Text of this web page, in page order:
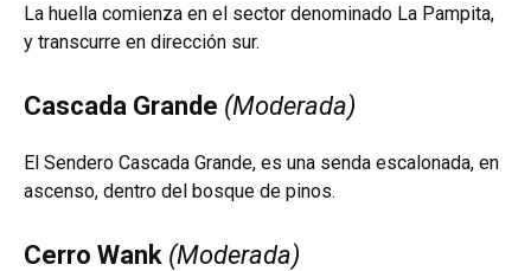
La huella comienza en el sector denominado La Pampita,
y transcurre en dirección sur.
Cascada Grande (Moderada)
El Sendero Cascada Grande, es una senda escalonada, en
ascenso, dentro del bosque de pinos.
Cerro Wank (Moderada)